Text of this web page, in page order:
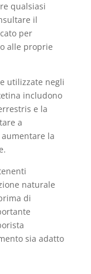
qualsiasi
il
per
alle proprie
utilizzate negli
includono
e la
a
la
naturale
di
sia adatto